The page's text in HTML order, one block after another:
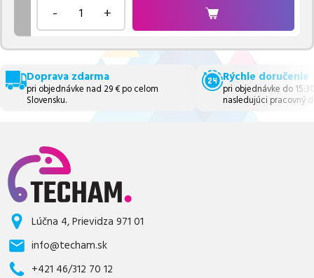
- +
Doprava zdarma
pri objednávke nad 29 € po celom
Slovensku.
Rýchle doručenie
pri objednávke do
nasledujúci pracovný
Lúčna 4, Prievidza 971 01
info@techam.sk
+421 46/312 70 12